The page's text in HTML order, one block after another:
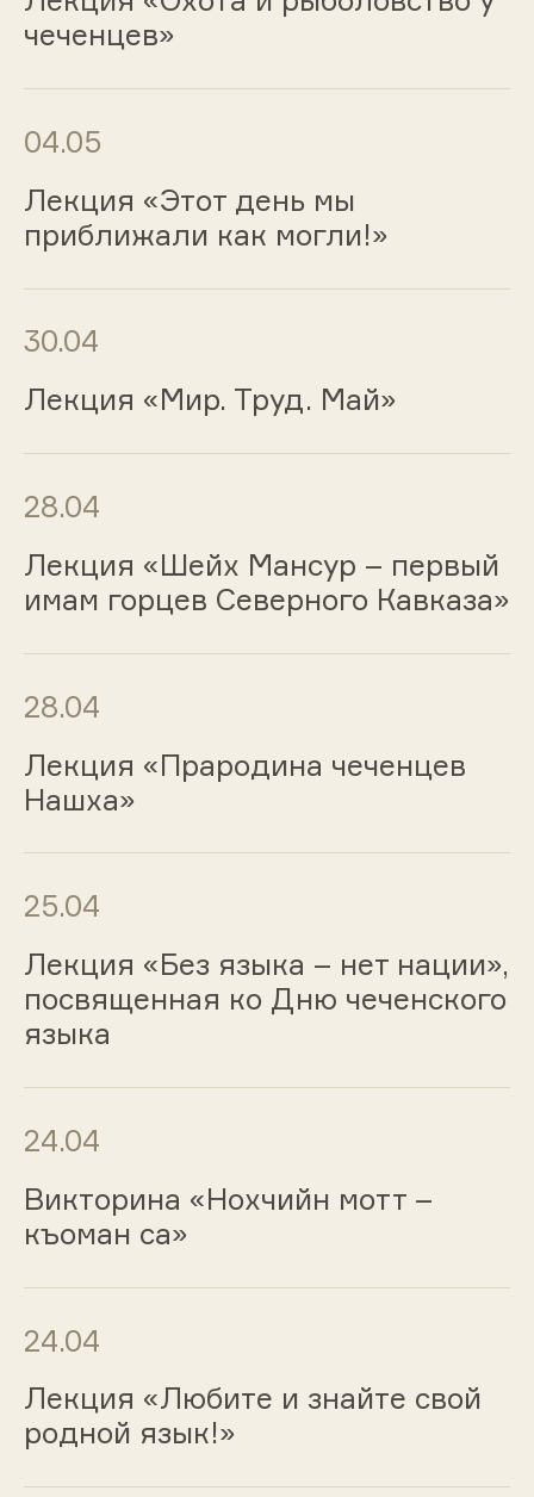
чеченцев»
04.05
Лекция «Этот день мы
приближали как могли!»
30.04
Лекция «Мир. Труд. Май»
28.04
Лекция «Шейх Мансур – первый
имам горцев Северного Кавказа»
28.04
Лекция «Прародина чеченцев
Нашха»
25.04
Лекция «Без языка – нет нации»,
посвященная ко Дню чеченского
языка
24.04
Викторина «Нохчийн мотт –
къоман са»
24.04
Лекция «Любите и знайте свой
родной язык!»